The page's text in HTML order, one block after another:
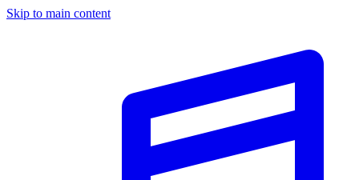
Skip to main content